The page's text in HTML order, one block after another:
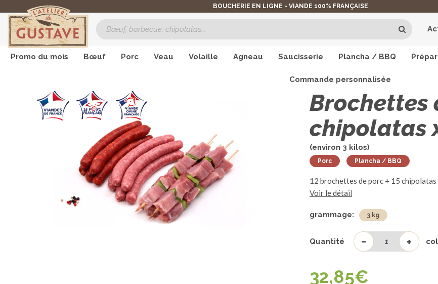
BOUCHERIE EN LIGNE - VIANDE 100% FRANÇAISE
Promo du mois Bœuf Porc Veau Volaille Agneau Saucisserie Plancha / BBQ
Commande personnalisée
La viande de Porc>Brochettes de
Brochettes
chipolatas
(environ 3 kilos)
Porc Plancha / BBQ
12 brochettes de porc + 15 chipolatas
Voir le détail
grammage: 3 kg
Quantité - +
32,85€